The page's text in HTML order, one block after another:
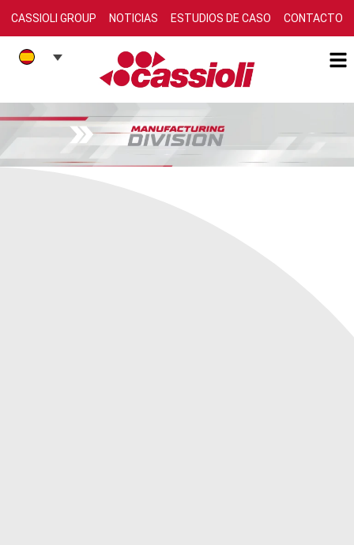
CASSIOLI GROUP NOTICIAS ESTUDIOS DE CASO CONTACTO